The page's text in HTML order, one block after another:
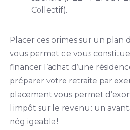
Collectif).
Placer ces primes sur un plan
vous permet de vous
financer l’achat d’une
préparer votre retraite par
placement vous permet
l’impôt sur le revenu : un
négligeable !